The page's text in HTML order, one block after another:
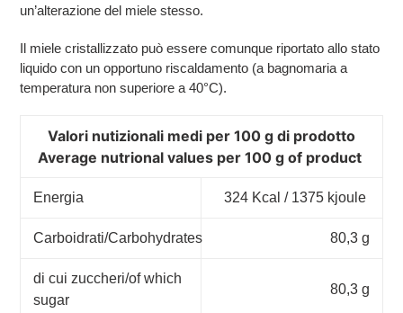
un’alterazione del miele stesso.
Il miele cristallizzato può essere comunque riportato allo stato
liquido con un opportuno riscaldamento (a bagnomaria a
temperatura non superiore a 40°C).
Valori nutizionali medi per 100 g di prodotto
Average nutrional values per 100 g of product
Energia 324 Kcal / 1375 kjoule
Carboidrati/Carbohydrates 80,3 g
di cui zuccheri/of which
sugar
80,3 g